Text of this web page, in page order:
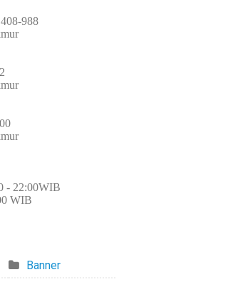
988
- 22:00WIB
WIB
Banner